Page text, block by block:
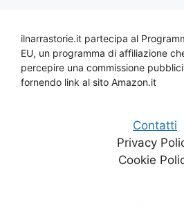
ilnarrastorie.it partecipa al
EU, un programma di affiliazione
percepire una commissione
fornendo link al sito Amazon.it
Contatti
Privacy
Cookie